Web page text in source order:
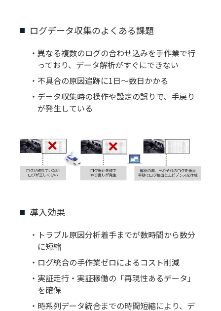
ログデータ収集のよくある課題
・異なる複数のログの合わせ込みを手作業で行
っており、データ解析がすぐにできない
・不具合の原因追跡に1日〜数日かかる
・データ収集時の操作や設定の誤りで、手戻り
が発生している
導入効果
・トラブル原因分析着手までが数時間から数分
に短縮
・ログ統合の手作業ゼロによるコスト削減
・実証走行・実証稼働の「再現性あるデータ」
を確保
・時系列データ統合までの時間短縮により、デ